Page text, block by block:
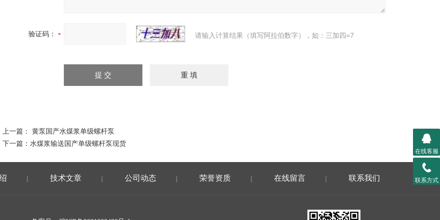
验证码： 请输入计算结果（填写阿拉伯数字），如：三加四=7
上一篇： 黄泵国产水煤浆单级螺杆泵
下一篇： 水煤浆输送国产单级螺杆泵现货
| 技术文章 | 公司动态 | 荣誉资质 | 在线留言 | 联系我们
在线客服
联系方式